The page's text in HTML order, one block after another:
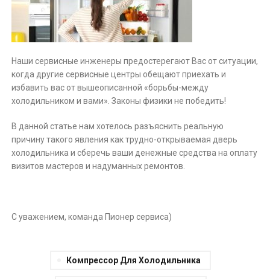
Наши сервисные инженеры предостерегают Вас от ситуации,
когда другие сервисные центры обещают приехать и
избавить вас от вышеописанной «борьбы-между
холодильником и вами». Законы физики не победить!
В данной статье нам хотелось разъяснить реальную
причину такого явления как трудно-открываемая дверь
холодильника и сберечь ваши денежные средства на оплату
визитов мастеров и надуманных ремонтов.
С уважением, команда Пионер сервиса)
Компрессор Для Холодильника